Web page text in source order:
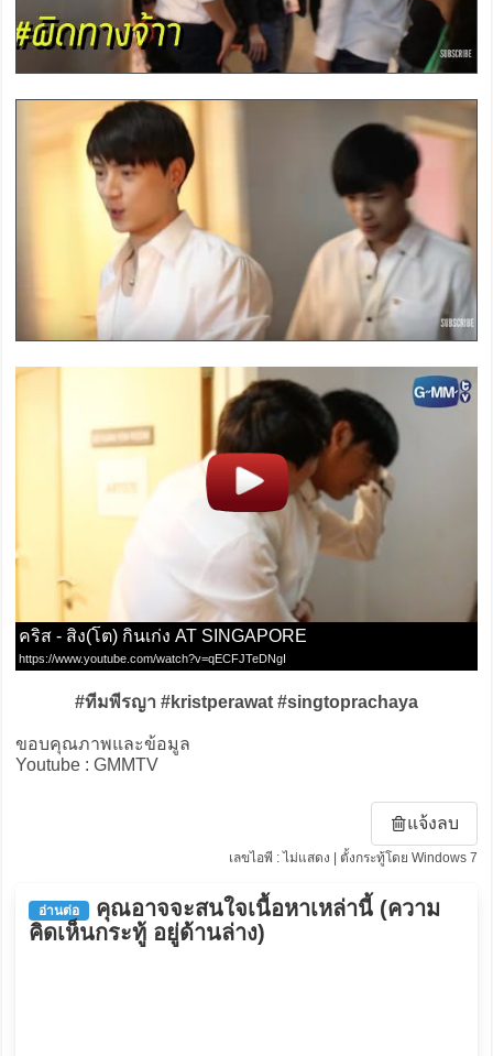
คริส - สิง(โต) กินเก่ง AT SINGAPORE
https://www.youtube.com/watch?v=qECFJTeDNgI
#ทีมพีรญา #kristperawat #singtoprachaya
ขอบคุณภาพและข้อมูล
Youtube : GMMTV
แจ้งลบ
เลขไอพี : ไม่แสดง | ตั้งกระทู้โดย Windows 7
อ่านต่อ
คุณอาจจะสนใจเนื้อหาเหล่านี้ (ความ
คิดเห็นกระทู้ อยู่ด้านล่าง)